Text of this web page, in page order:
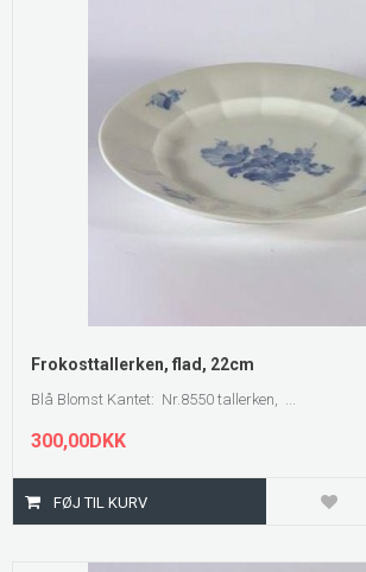
Frokosttallerken, flad, 22cm
Blå Blomst Kantet: Nr.8550 tallerken, ...
300,00DKK